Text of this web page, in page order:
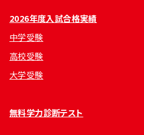
2026年度入試合格実績
中学受験
高校受験
大学受験
無料学力診断テスト